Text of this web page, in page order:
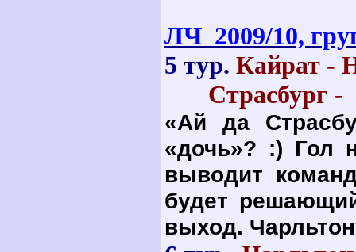
ЛЧ 2009/10,
5 тур. Кайрат -
«Ай да
«дочь»? :) Гол
выводит
будет
выход.